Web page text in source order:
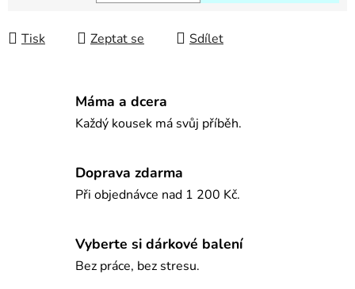
Tisk Zeptat se Sdílet
Máma a dcera
Každý kousek má svůj příběh.
Doprava zdarma
Při objednávce nad 1 200 Kč.
Vyberte si dárkové balení
Bez práce, bez stresu.